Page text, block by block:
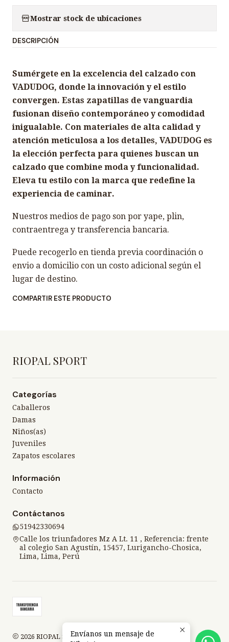
i
a
d
Mostrar stock de ubicaciones
DESCRIPCIÓN
Sumérgete en la excelencia del calzado con
VADUDOG, donde la innovación y el estilo
convergen. Estas zapatillas de vanguardia
fusionan diseño contemporáneo y comodidad
inigualable. Con materiales de alta calidad y
atención meticulosa a los detalles, VADUDOG es
la elección perfecta para quienes buscan un
calzado que combine moda y funcionalidad.
Eleva tu estilo con la marca que redefine la
experiencia de caminar.
Nuestros medios de pago son por yape, plin,
contraentrega y transferencia bancaria.
Puede recogerlo en tienda previa coordinación o
envio a domicilio con un costo adicional según el
lugar de destino.
COMPARTIR ESTE PRODUCTO
RIOPAL SPORT
Categorías
Caballeros
Damas
Niños(as)
Juveniles
Zapatos escolares
Información
Contacto
Contáctanos
51942330694
Calle los triunfadores Mz A Lt. 11 , Referencia: frente
al colegio San Agustín, 15457, Lurigancho-Chosica,
Lima, Lima, Perú
2026 RIOPAL SPORT.Envíanos un mensaje de